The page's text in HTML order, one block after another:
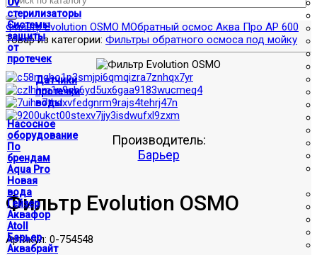
стерилизаторы
Системы
защиты
от
протечек
Датчики
протечки
воды
Насосное
оборудование
По
брендам
Aqua Pro
Новая
вода
Гейзер
Аквафор
Atoll
Барьер
Аквабрайт
Фильтр Evolution OSMO MОбратный осмос Аква Про AP 600
Товар из категории: Фильтры обратного осмоса под мойку
Производитель:
Барьер
Фильтр Evolution OSMO
Артикул: 0-754548